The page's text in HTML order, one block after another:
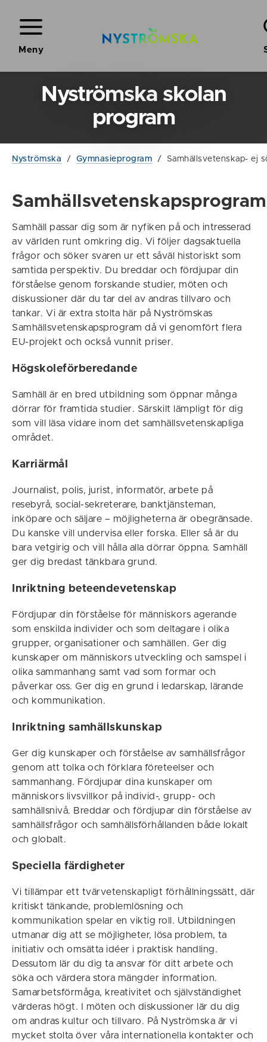
Meny
Nyströmska skolan
program
Nyströmska / Gymnasieprogram / Samhällsvetenskap- ej
Samhäll passar dig som är nyfiken på och intresserad
av världen runt omkring dig. Vi följer dagsaktuella
frågor och söker svaren ur ett såväl historiskt som
samtida perspektiv. Du breddar och fördjupar din
förståelse genom forskande studier, möten och
diskussioner där du tar del av andras tillvaro och
tankar. Vi är extra stolta här på Nyströmskas
Samhällsvetenskapsprogram då vi genomfört flera
EU-projekt och också vunnit priser.
Högskoleförberedande
Samhäll är en bred utbildning som öppnar många
dörrar för framtida studier. Särskilt lämpligt för dig
som vill läsa vidare inom det samhällsvetenskapliga
området.
Karriärmål
Journalist, polis, jurist, informatör, arbete på
resebyrå, social-sekreterare, banktjänsteman,
inköpare och säljare – möjligheterna är obegränsade.
Du kanske vill undervisa eller forska. Eller så är du
bara vetgirig och vill hålla alla dörrar öppna. Samhäll
ger dig bredast tänkbara grund.
Inriktning beteendevetenskap
Fördjupar din förståelse för människors agerande
som enskilda individer och som deltagare i olika
grupper, organisationer och samhällen. Ger dig
kunskaper om människors utveckling och samspel i
olika sammanhang samt vad som formar och
påverkar oss. Ger dig en grund i ledarskap, lärande
och kommunikation.
Inriktning samhällskunskap
Ger dig kunskaper och förståelse av samhällsfrågor
genom att tolka och förklara företeelser och
sammanhang. Fördjupar dina kunskaper om
människors livsvillkor på individ-, grupp- och
samhällsnivå. Breddar och fördjupar din förståelse av
samhällsfrågor och samhällsförhållanden både lokalt
och globalt.
Speciella färdigheter
Vi tillämpar ett tvärvetenskapligt förhållningssätt, där
kritiskt tänkande, problemlösning och
kommunikation spelar en viktig roll. Utbildningen
utmanar dig att se möjligheter, lösa problem, ta
initiativ och omsätta idéer i praktisk handling.
Dessutom lär du dig ta ansvar för ditt arbete och
söka och värdera stora mängder information.
Samarbetsförmåga, kreativitet och självständighet
värderas högt. I möten och diskussioner lär du dig
om andras kultur och tillvaro. På Nyströmska är vi
mycket stolta över våra internationella kontakter och